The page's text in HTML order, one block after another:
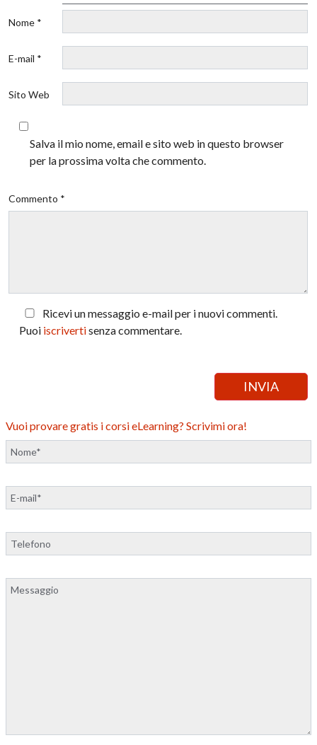
Nome *
E-mail *
Sito Web
Salva il mio nome, email e sito web in questo browser
per la prossima volta che commento.
Commento *
Ricevi un messaggio e-mail per i nuovi commenti.
Puoi iscrivertisenza commentare.
Vuoi provare gratis i corsi eLearning? Scrivimi ora!